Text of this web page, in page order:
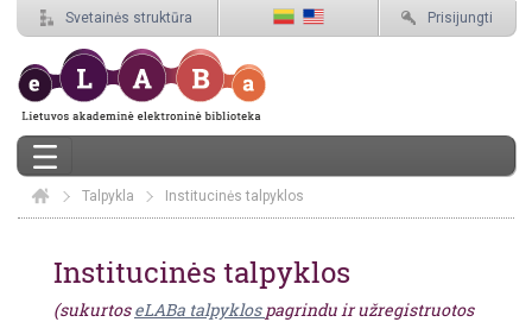
Svetainės struktūra Prisijungti
Elaba
Talpykla Institucinės talpyklos
Institucinės talpyklos
(sukurtoseLABa talpyklospagrindu ir užregistruotos